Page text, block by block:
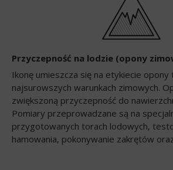
Przyczepność na lodzie (opony
Ikonę umieszcza się na etykiecie
najsurowszych warunkach zimowych.
zwiększoną przyczepność do
Pomiary przeprowadzane są na
przygotowanych torach lodowych,
hamowania, pokonywanie zakrętów